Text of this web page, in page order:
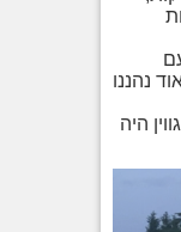
נהננו
היה